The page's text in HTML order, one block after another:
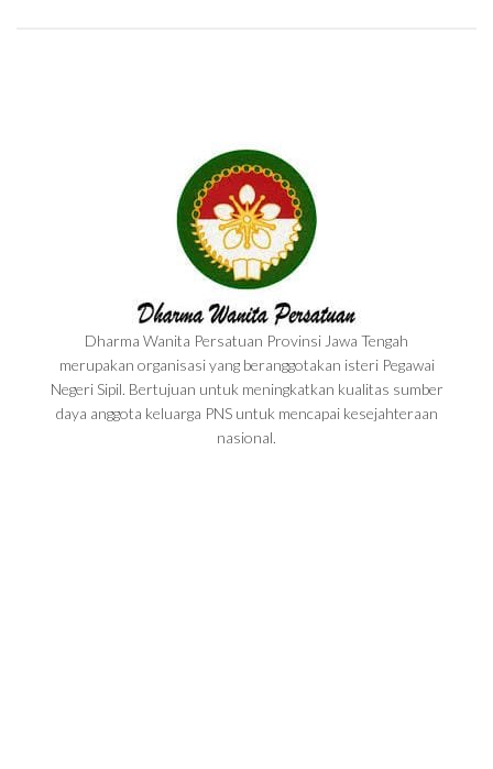
Dharma Wanita Persatuan Provinsi Jawa Tengah
merupakan organisasi yang beranggotakan isteri Pegawai
Negeri Sipil. Bertujuan untuk meningkatkan kualitas sumber
daya anggota keluarga PNS untuk mencapai kesejahteraan
nasional.